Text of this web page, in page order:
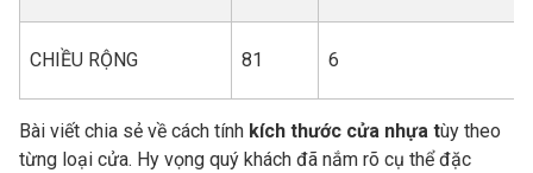
CHIỀU RỘNG 81 6
Bài viết chia sẻ về cách tính kích thước cửa nhựa tùy theo
từng loại cửa. Hy vọng quý khách đã nắm rõ cụ thể đặc